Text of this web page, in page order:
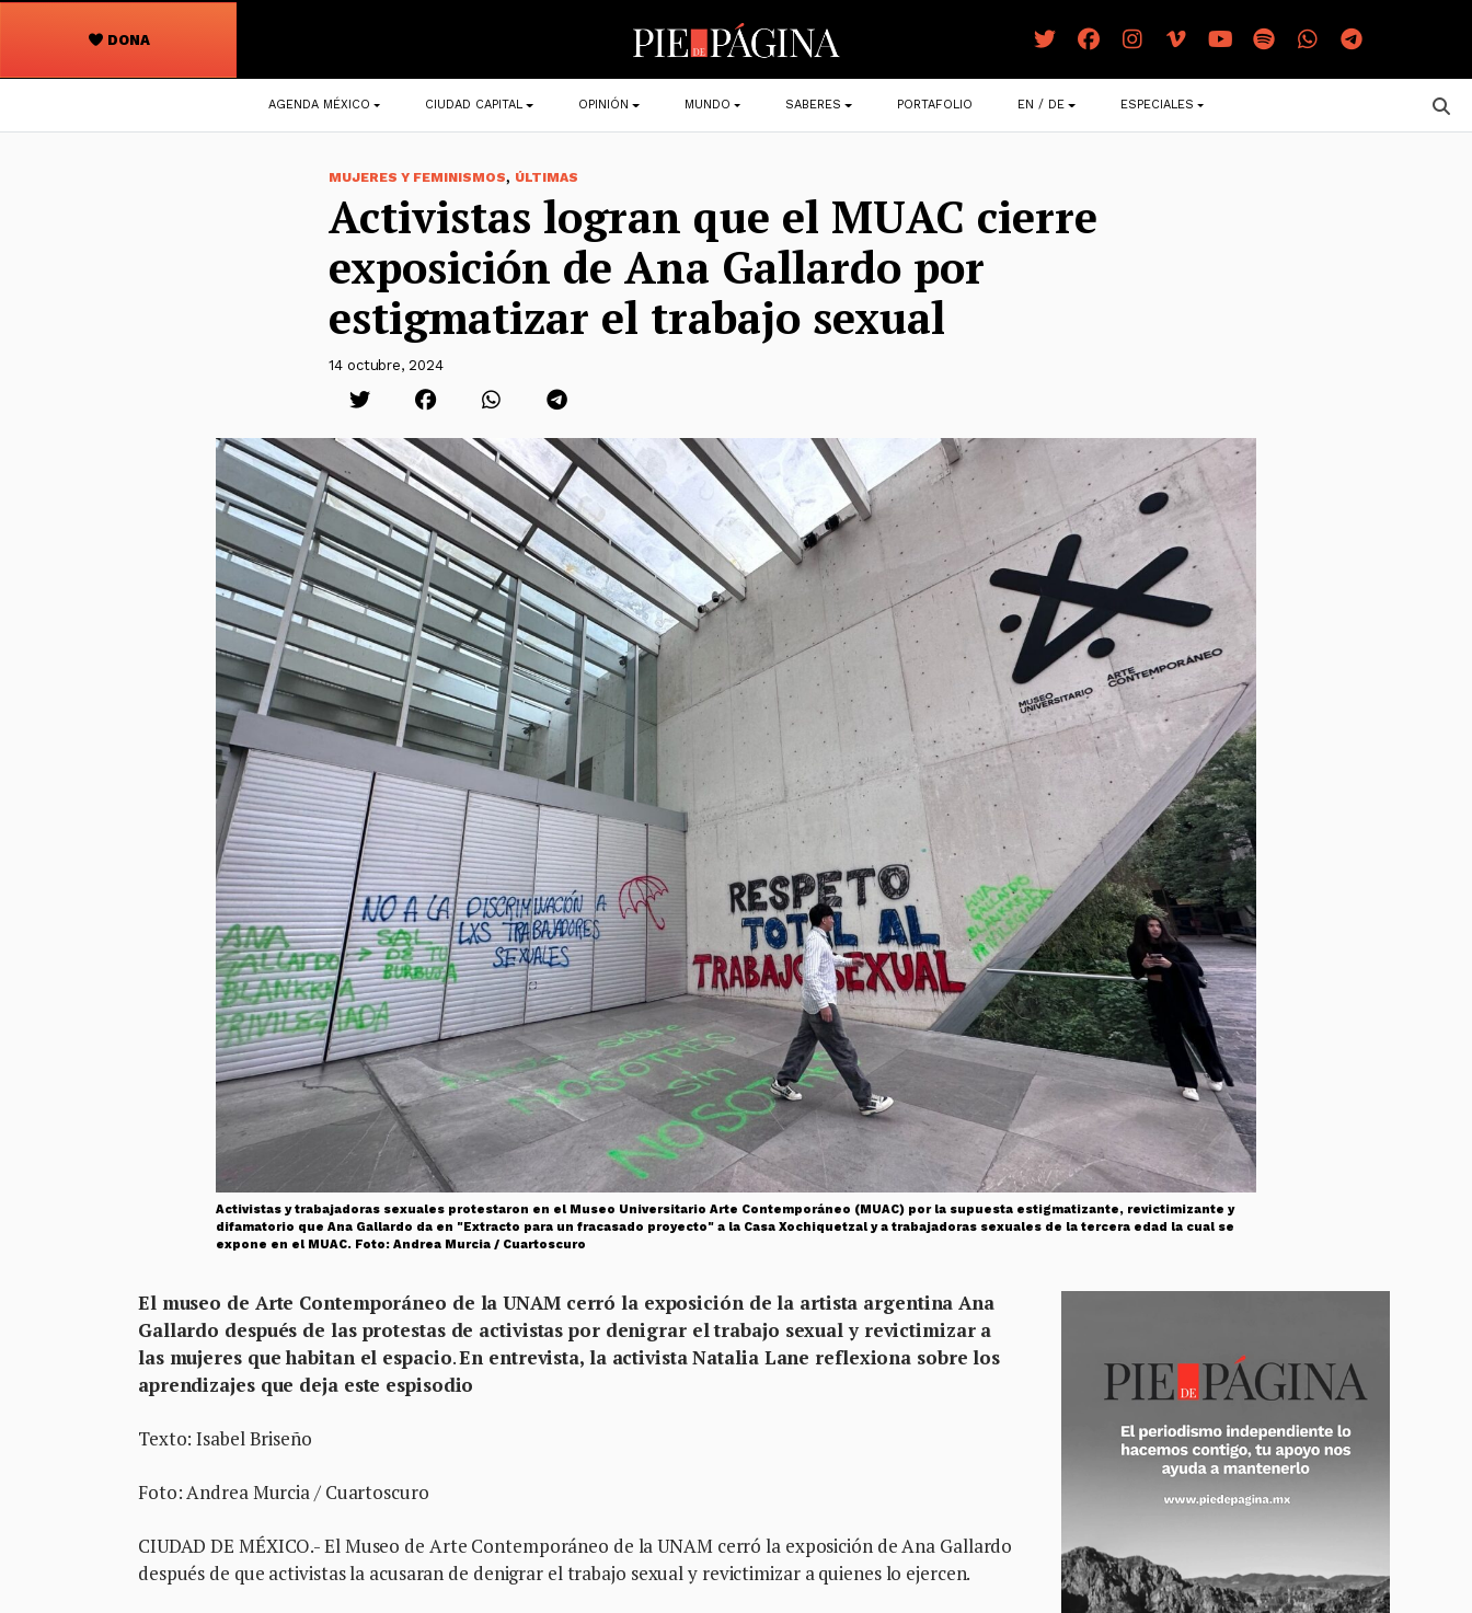
DONA
Navegación
principal
AGENDA MÉXICO CIUDAD CAPITAL OPINIÓN MUNDO SABERES PORTAFOLIO EN / DE ESPECIALES
MUJERES Y FEMINISMOS, ÚLTIMAS
Activistas logran que el MUAC cierre
exposición de Ana Gallardo por
estigmatizar el trabajo sexual
14 octubre, 2024
Activistas y trabajadoras sexuales protestaron en el Museo Universitario Arte Contemporáneo (MUAC) por la supuesta estigmatizante, revictimizante y
difamatorio que Ana Gallardo da en "Extracto para un fracasado proyecto" a la Casa Xochiquetzal y a trabajadoras sexuales de la tercera edad la cual se
expone en el MUAC. Foto: Andrea Murcia / Cuartoscuro
El museo de Arte Contemporáneo de la UNAM cerró la exposición de la artista argentina Ana
Gallardo después de las protestas de activistas por denigrar el trabajo sexual y revictimizar a
las mujeres que habitan el espacio.En entrevista, la activista Natalia Lane reflexiona sobre los
aprendizajes que deja este espisodio
Texto: Isabel Briseño
Foto: Andrea Murcia / Cuartoscuro
CIUDAD DE MÉXICO.- El Museo de Arte Contemporáneo de la UNAM cerró la exposición de Ana Gallardo
después de que activistas la acusaran de denigrar el trabajo sexual y revictimizar a quienes lo ejercen.